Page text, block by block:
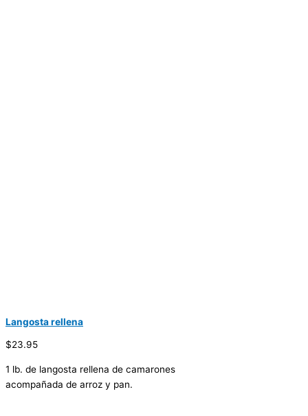
Langosta rellena
$23.95
1 lb. de langosta rellena de camarones
acompañada de arroz y pan.